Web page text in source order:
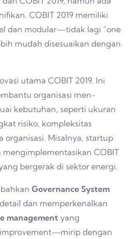
COBIT 2019 memiliki
dan modular—tidak lagi “one
mudah disesuaikan dengan
utama COBIT 2019. Ini
organisasi men-
kebutuhan, seperti ukuran
risiko, kompleksitas
Misalnya, startup
COBIT
bergerak di sektor energi.
Governance System
dan memperkenalkan
management yang
dengan